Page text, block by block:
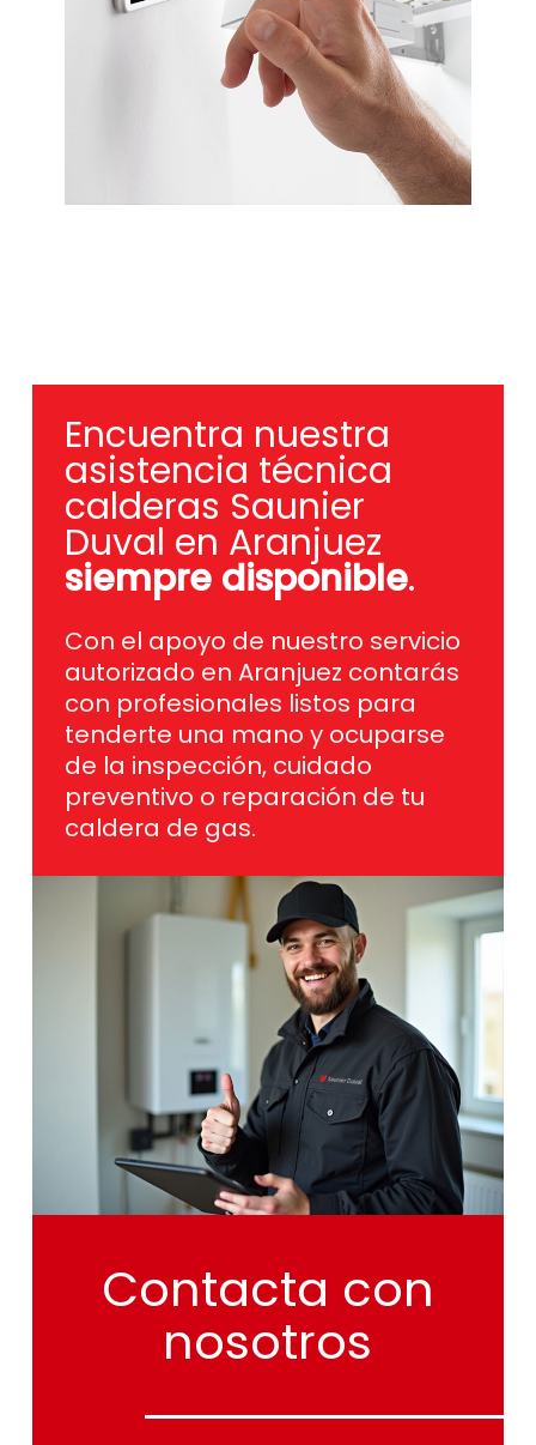
Encuentra nuestra
asistencia técnica
calderas Saunier
Duval en Aranjuez
siempre disponible.
Con el apoyo de nuestro servicio
autorizado en Aranjuez contarás
con profesionales listos para
tenderte una mano y ocuparse
de la inspección, cuidado
preventivo o reparación de tu
caldera de gas.
Contacta con
nosotros